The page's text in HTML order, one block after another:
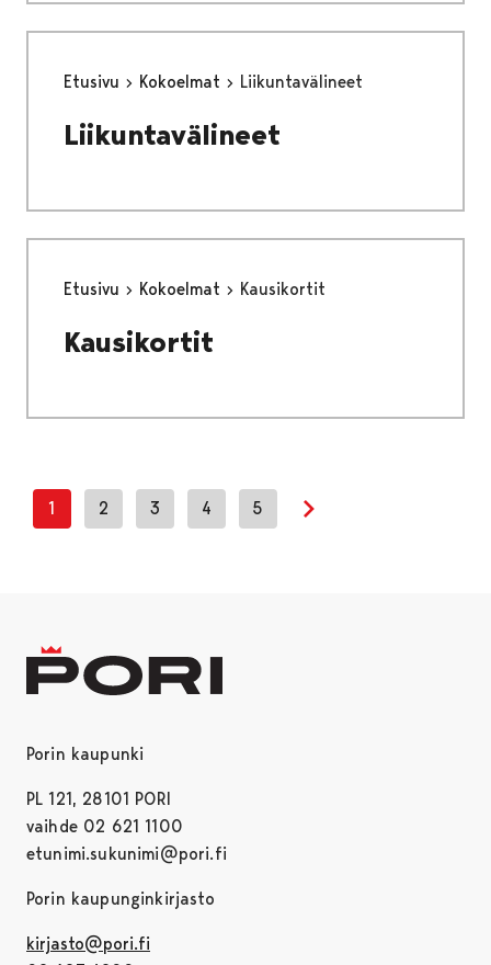
Etusivu Kokoelmat Liikuntavälineet
Liikuntavälineet
Etusivu Kokoelmat Kausikortit
Kausikortit
1 2 3 4 5
Porin kaupunki
PL 121, 28101 PORI
vaihde 02 621 1100
etunimi.sukunimi@pori.fi
Porin kaupunginkirjasto
kirjasto@pori.fi